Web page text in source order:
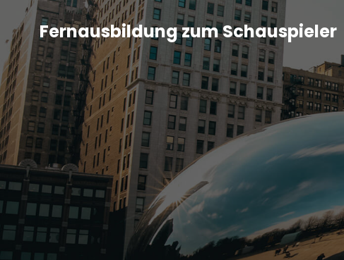
Fernausbildung zum Schauspieler